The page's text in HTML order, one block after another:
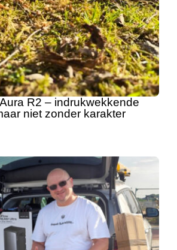
R2 – indrukwekkende
niet zonder karakter